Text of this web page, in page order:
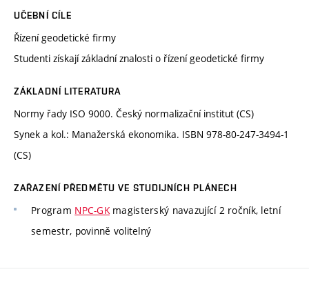
UČEBNÍ CÍLE
Řízení geodetické firmy
Studenti získají základní znalosti o řízení geodetické firmy
ZÁKLADNÍ LITERATURA
Normy řady ISO 9000. Český normalizační institut (CS)
Synek a kol.: Manažerská ekonomika. ISBN 978-80-247-3494-1
(CS)
ZAŘAZENÍ PŘEDMĚTU VE STUDIJNÍCH PLÁNECH
Program NPC-GKmagisterský navazující 2 ročník, letní
semestr, povinně volitelný